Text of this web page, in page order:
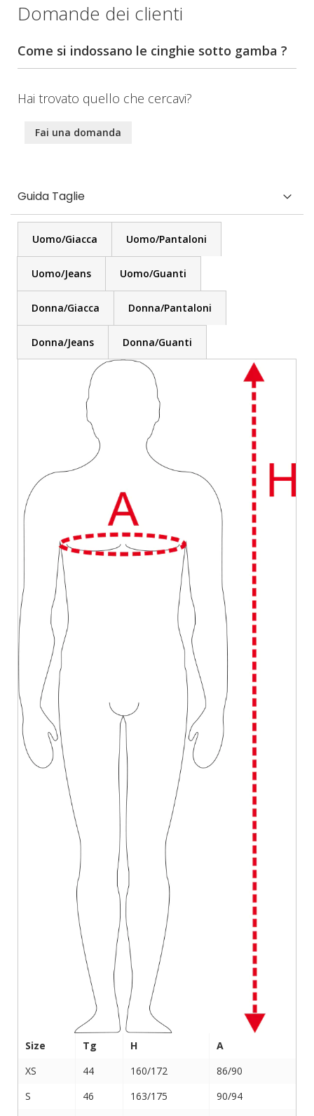
Domande dei clienti
Come si indossano le cinghie sotto gamba ?
Hai trovato quello che cercavi?
Fai una domanda
Guida Taglie
Uomo/Giacca Uomo/Pantaloni
Uomo/Jeans Uomo/Guanti
Donna/Giacca Donna/Pantaloni
Donna/Jeans Donna/Guanti
Size Tg H
A
XS
44 160/172
86/90
S
46 163/175
90/94